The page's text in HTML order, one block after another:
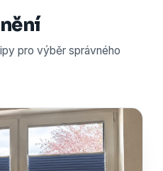
pro výběr správného